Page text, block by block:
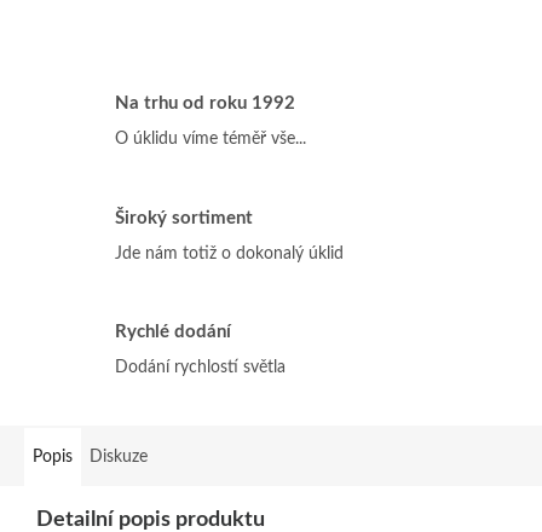
Na trhu od roku 1992
O úklidu víme téměř vše...
Široký sortiment
Jde nám totiž o dokonalý úklid
Rychlé dodání
Dodání rychlostí světla
Popis Diskuze
Detailní popis produktu